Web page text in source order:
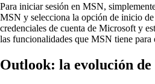
Para iniciar sesión en MSN,
MSN y selecciona la opción de inicio de
credenciales de cuenta de Microsoft y
las funcionalidades que MSN tiene para
Outlook: la evolución